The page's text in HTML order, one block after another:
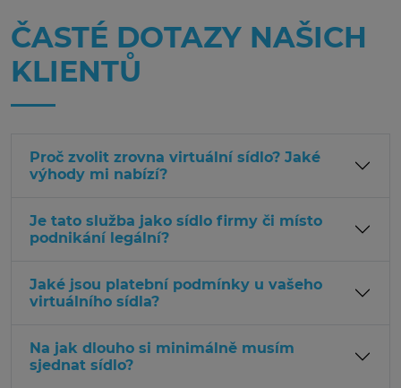
ČASTÉ DOTAZY NAŠICH
KLIENTŮ
Proč zvolit zrovna virtuální sídlo? Jaké
výhody mi nabízí?
Je tato služba jako sídlo firmy či místo
podnikání legální?
Jaké jsou platební podmínky u vašeho
virtuálního sídla?
Na jak dlouho si minimálně musím
sjednat sídlo?